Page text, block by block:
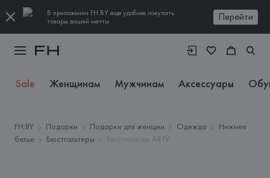
В приложении FH.BY еще удобнее покупать
товары вашей мечты
Перейти
Sale Женщинам Мужчинам Аксессуары
FH.BY Подарки Подарки для женщин Одежда
Нижнее
белье
Бюстгальтеры Бюстгальтер ARTY